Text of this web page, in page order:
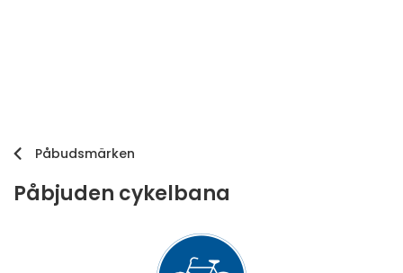
Påbudsmärken
Påbjuden cykelbana